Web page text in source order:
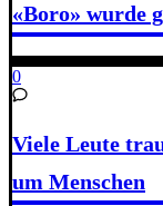
«Boro» wurde
0
Viele Leute
um Menschen